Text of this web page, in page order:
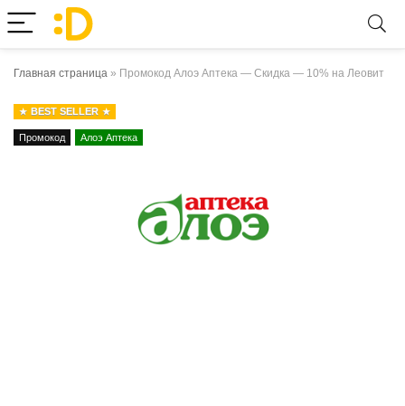
Главная страница » Промокод Алоэ Аптека — Скидка — 10% на Леовит
BEST SELLER
Промокод Алоэ Аптека